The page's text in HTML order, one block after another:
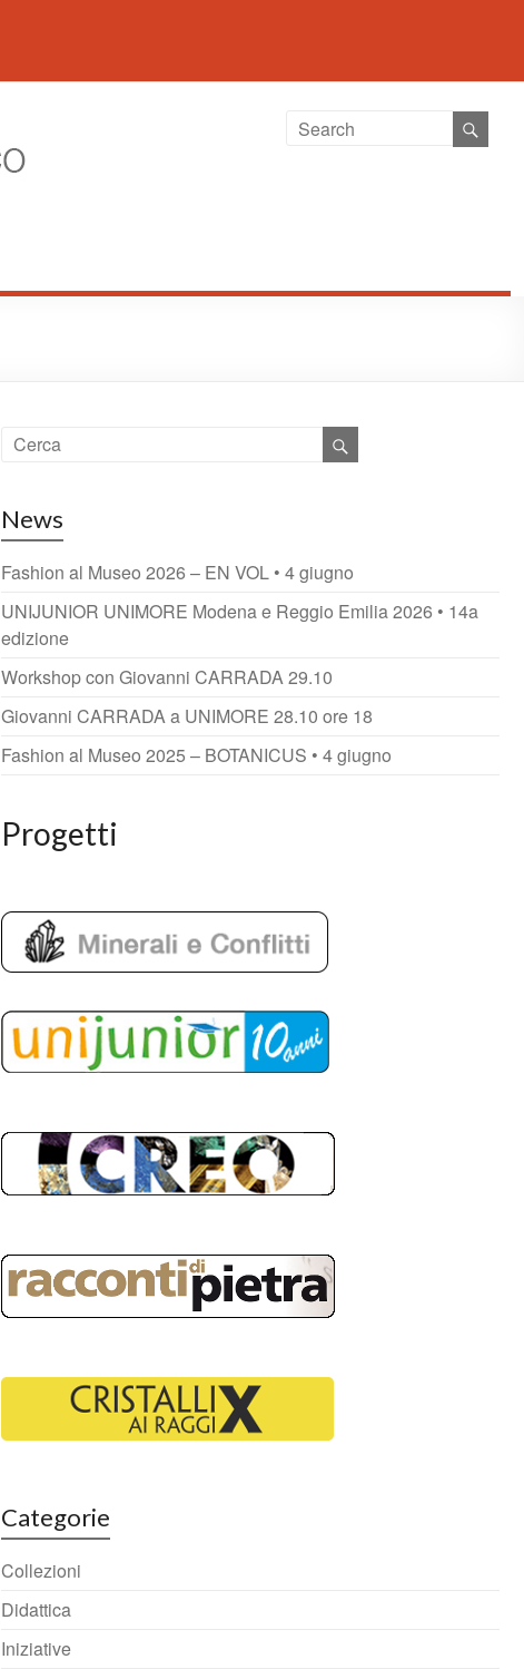
News
Fashion al Museo 2026 – EN VOL • 4 giugno
UNIJUNIOR UNIMORE Modena e Reggio Emilia 2026 • 14a
edizione
Workshop con Giovanni CARRADA 29.10
Giovanni CARRADA a UNIMORE 28.10 ore 18
Fashion al Museo 2025 – BOTANICUS • 4 giugno
Progetti
Categorie
Collezioni
Didattica
Iniziative